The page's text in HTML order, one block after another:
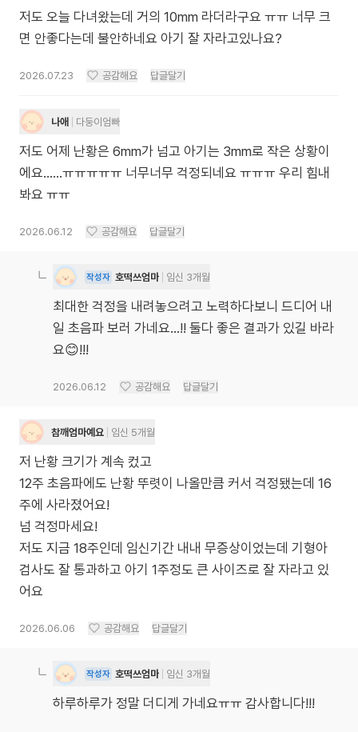
저도 오늘 다녀왔는데 거의 10mm 라더라구요 ㅠㅠ 너무 크
면 안좋다는데 불안하네요 아기 잘 자라고있나요?
2026.07.23 공감해요 답글달기
나애 다둥이엄빠
저도 어제 난황은 6mm가 넘고 아기는 3mm로 작은 상황이
에요……ㅠㅠㅠㅠㅠ 너무너무 걱정되네요 ㅠㅠㅠ 우리 힘내
봐요 ㅠㅠ
2026.06.12 공감해요 답글달기
작성자 호떡쓰엄마 임신 3개월
최대한 걱정을 내려놓으려고 노력하다보니 드디어 내
일 초음파 보러 가네요...!! 둘다 좋은 결과가 있길 바라
요😊!!!
2026.06.12 공감해요 답글달기
참깨엄마예요 임신 5개월
저 난황 크기가 계속 컸고
12주 초음파에도 난황 뚜렷이 나올만큼 커서 걱정됐는데 16
주에 사라졌어요!
넘 걱정마세요!
저도 지금 18주인데 임신기간 내내 무증상이었는데 기형아
검사도 잘 통과하고 아기 1주정도 큰 사이즈로 잘 자라고 있
어요
2026.06.06 공감해요 답글달기
작성자 호떡쓰엄마 임신 3개월
하루하루가 정말 더디게 가네요ㅠㅠ 감사합니다!!!